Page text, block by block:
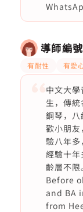
導師編號
有耐性 有愛
中文大
生，傳
鋼琴，
歡小朋
驗八年
經驗十
齡層不限
Before
and BA
from